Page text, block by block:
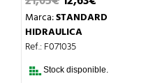
PRECIO
ORIGINAL
ERA:
21,05€.
PRECIO
ACTUAL
Marca:STANDARD
HIDRAULICA
Ref.: F071035
Stock disponible.